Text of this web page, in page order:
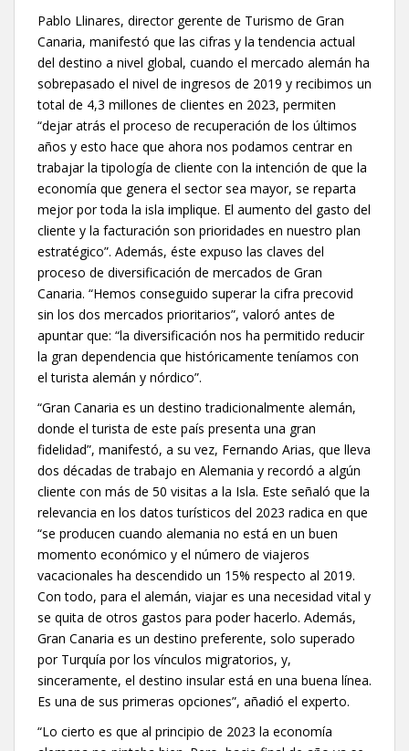
Pablo Llinares, director gerente de Turismo de Gran
Canaria, manifestó que las cifras y la tendencia actual
del destino a nivel global, cuando el mercado alemán ha
sobrepasado el nivel de ingresos de 2019 y recibimos un
total de 4,3 millones de clientes en 2023, permiten
“dejar atrás el proceso de recuperación de los últimos
años y esto hace que ahora nos podamos centrar en
trabajar la tipología de cliente con la intención de que la
economía que genera el sector sea mayor, se reparta
mejor por toda la isla implique. El aumento del gasto del
cliente y la facturación son prioridades en nuestro plan
estratégico”. Además, éste expuso las claves del
proceso de diversificación de mercados de Gran
Canaria. “Hemos conseguido superar la cifra precovid
sin los dos mercados prioritarios”, valoró antes de
apuntar que: “la diversificación nos ha permitido reducir
la gran dependencia que históricamente teníamos con
el turista alemán y nórdico”.
“Gran Canaria es un destino tradicionalmente alemán,
donde el turista de este país presenta una gran
fidelidad”, manifestó, a su vez, Fernando Arias, que lleva
dos décadas de trabajo en Alemania y recordó a algún
cliente con más de 50 visitas a la Isla. Este señaló que la
relevancia en los datos turísticos del 2023 radica en que
“se producen cuando alemania no está en un buen
momento económico y el número de viajeros
vacacionales ha descendido un 15% respecto al 2019.
Con todo, para el alemán, viajar es una necesidad vital y
se quita de otros gastos para poder hacerlo. Además,
Gran Canaria es un destino preferente, solo superado
por Turquía por los vínculos migratorios, y,
sinceramente, el destino insular está en una buena línea.
Es una de sus primeras opciones”, añadió el experto.
“Lo cierto es que al principio de 2023 la economía